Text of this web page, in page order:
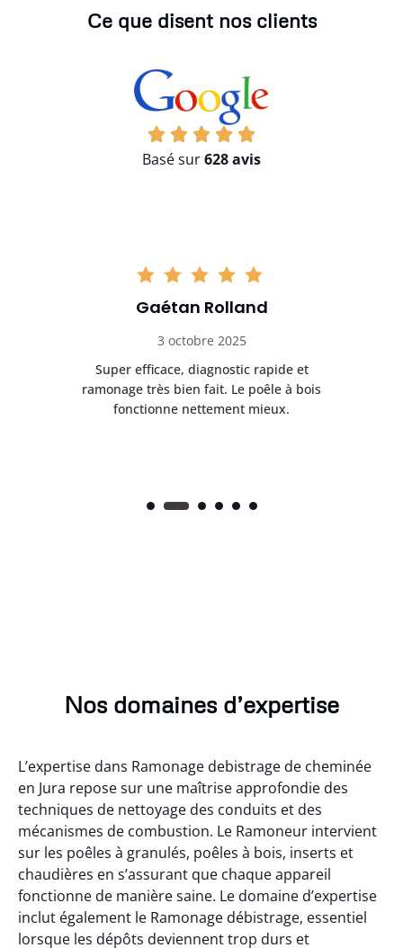
Ce que disent nos clients
Basé sur628 avis
Gaétan Rolland
3 octobre 2025
Super efficace, diagnostic rapide et
ramonage très bien fait. Le poêle à bois
fonctionne nettement mieux.
Nos domaines d’expertise
L’expertise dans Ramonage debistrage de cheminée
en Jura repose sur une maîtrise approfondie des
techniques de nettoyage des conduits et des
mécanismes de combustion. Le Ramoneur intervient
sur les poêles à granulés, poêles à bois, inserts et
chaudières en s’assurant que chaque appareil
fonctionne de manière saine. Le domaine d’expertise
inclut également le Ramonage débistrage, essentiel
lorsque les dépôts deviennent trop durs et